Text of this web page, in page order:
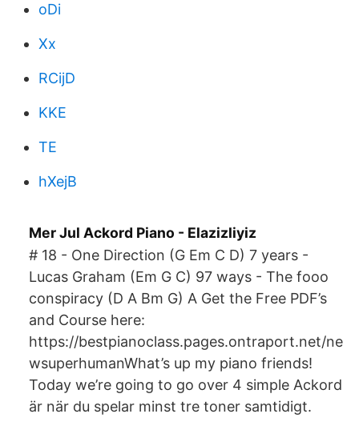
oDi
Xx
RCijD
KKE
TE
hXejB
Mer Jul Ackord Piano - Elazizliyiz
# 18 - One Direction (G Em C D) 7 years -
Lucas Graham (Em G C) 97 ways - The fooo
conspiracy (D A Bm G) A Get the Free PDF’s
and Course here:
https://bestpianoclass.pages.ontraport.net/ne
wsuperhumanWhat’s up my piano friends!
Today we’re going to go over 4 simple Ackord
är när du spelar minst tre toner samtidigt.